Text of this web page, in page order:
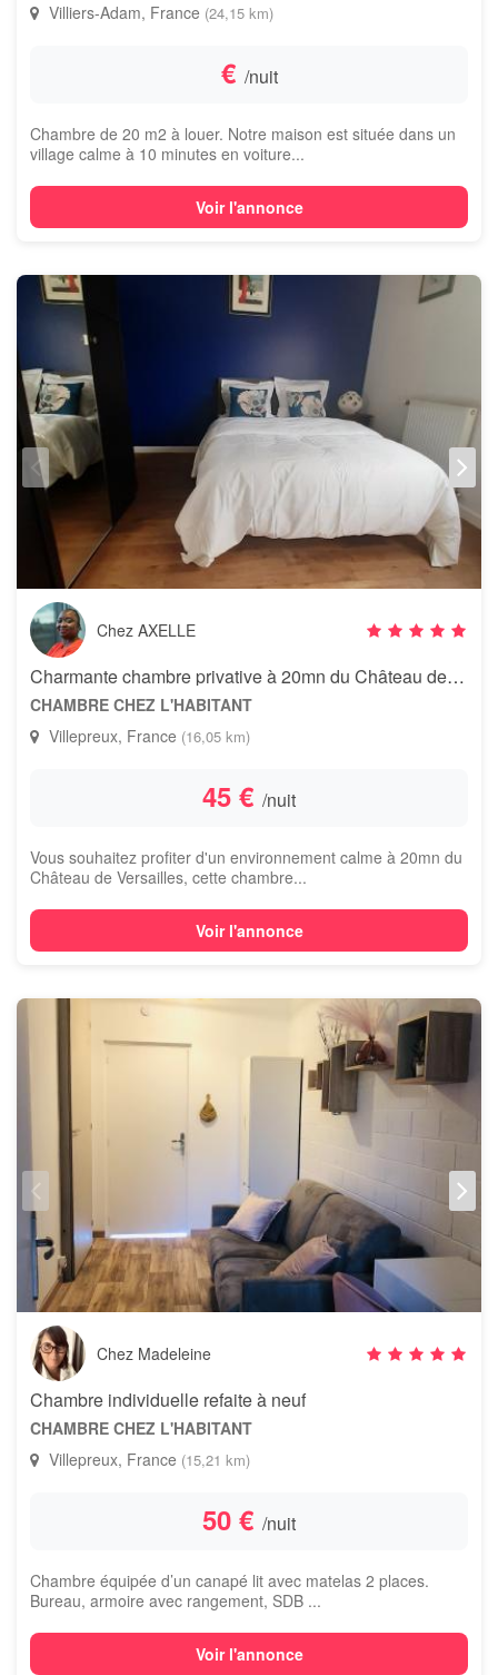
Villiers-Adam, France (24,15 km)
€ /nuit
Chambre de 20 m2 à louer. Notre maison est située dans un
village calme à 10 minutes en voiture...
Voir l'annonce
Chez AXELLE
Charmante chambre privative à 20mn du Château de Versailles
CHAMBRE CHEZ L'HABITANT
Villepreux, France (16,05 km)
45 € /nuit
Vous souhaitez profiter d'un environnement calme à 20mn du
Château de Versailles, cette chambre...
Voir l'annonce
Chez Madeleine
Chambre individuelle refaite à neuf
CHAMBRE CHEZ L'HABITANT
Villepreux, France (15,21 km)
50 € /nuit
Chambre équipée d’un canapé lit avec matelas 2 places.
Bureau, armoire avec rangement, SDB ...
Voir l'annonce